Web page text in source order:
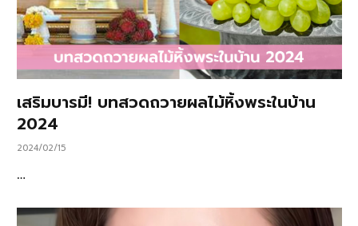
เสริมบารมี! บทสวดถวายผลไม้หิ้งพระในบ้าน
2024
2024/02/15
…